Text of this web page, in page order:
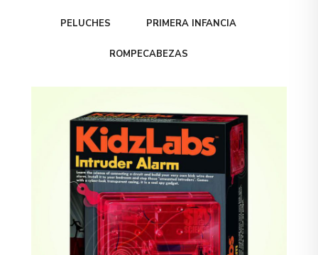
PELUCHES PRIMERA INFANCIA
ROMPECABEZAS